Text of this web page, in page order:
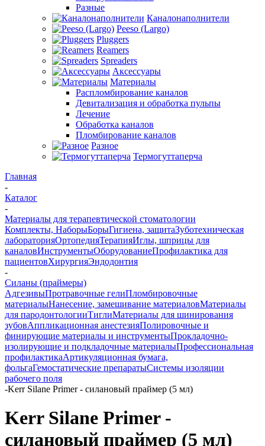
Разные
Каналонаполнители
Peeso (Largo)
Pluggers
Reamers
Spreaders
Аксессуары
Материалы
Распломбирование каналов
Девитализация и обработка пульпы
Лечение
Обработка каналов
Пломбирование каналов
Разное
Термогуттаперча
Главная
-
Каталог
-
Материалы для терапевтической стоматологии
Комплекты, НаборыБорыГигиена, защитаЗуботехническая
лабораторияОртопедияТерапияИглы, шприцы для
каналовИнструментыОборудованиеПрофилактика для
пациентовХирургияЭндодонтия
-
Силаны (праймеры)
АдгезивыПротравочные гелиПломбировочные
материалыНанесение, замешивание материаловМатериалы
для пародонтологииТиглиМатериалы для шинирования
зубовАппликационная анестезияПолировочные и
финирующие материалы и инструментыПрокладочно-
изолирующие и подкладочные материалыПрофессиональная
профилактикаАртикуляционная бумага,
фольгаГемостатические препаратыСистемы изоляции
рабочего поля
-Kerr Silane Primer - силановый праймер (5 мл)
Kerr Silane Primer -
силановый праймер (5 мл)